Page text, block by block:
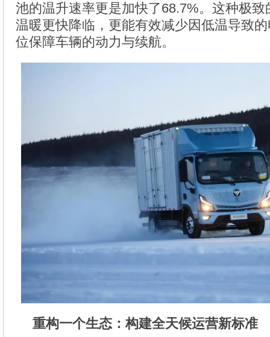
池的温升速率更是加快了68.7%。这种极
温暖更快降临，更能有效减少因低温导致
位保障车辆的动力与续航。
重构一个生态：构建全天候运营新标准